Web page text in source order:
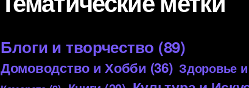
Блоги и творчество (89)
Домоводство и Хобби (36) Здоровье